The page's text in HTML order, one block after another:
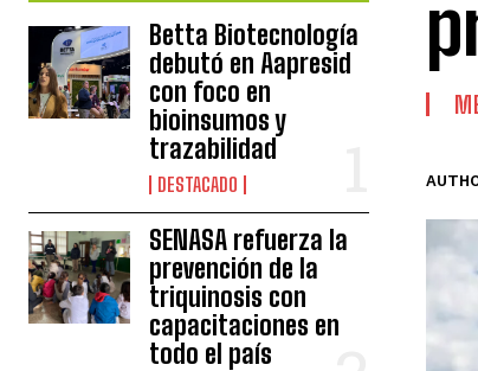
Betta Biotecnología
debutó en Aapresid
con foco en
bioinsumos y
trazabilidad
DESTACADO
SENASA refuerza la
prevención de la
triquinosis con
capacitaciones en
todo el país